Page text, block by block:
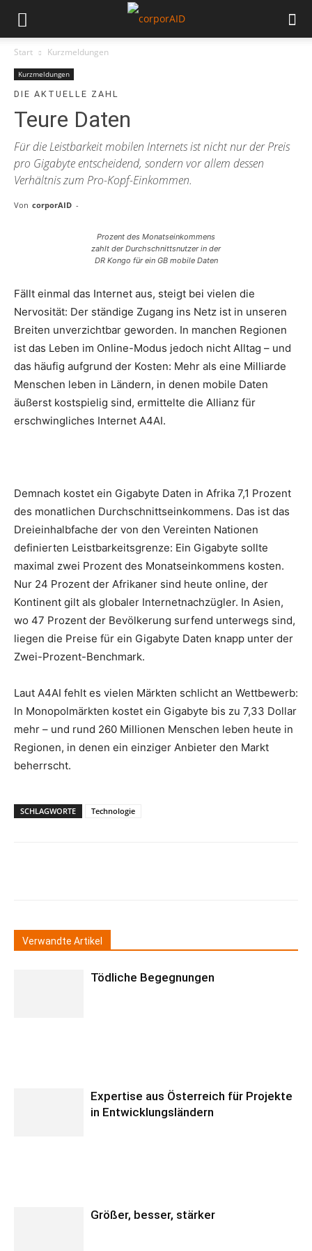
Start Kurzmeldungen
Kurzmeldungen
DIE AKTUELLE ZAHL
Teure Daten
Für die Leistbarkeit mobilen Internets ist nicht nur der Preis
pro Gigabyte entscheidend, sondern vor allem dessen
Verhältnis zum Pro-Kopf-Einkommen.
Von corporAID -
Prozent des Monatseinkommens
zahlt der Durchschnittsnutzer in der
DR Kongo für ein GB mobile Daten
Fällt einmal das Internet aus, steigt bei vielen die
Nervosität: Der ständige Zugang ins Netz ist in unseren
Breiten unverzichtbar geworden. In manchen Regionen
ist das Leben im Online-Modus jedoch nicht Alltag – und
das häufig aufgrund der Kosten: Mehr als eine Milliarde
Menschen leben in Ländern, in denen mobile Daten
äußerst kostspielig sind, ermittelte die Allianz für
erschwingliches Internet A4AI.
Demnach kostet ein Gigabyte Daten in Afrika 7,1 Prozent
des monatlichen Durchschnittseinkommens. Das ist das
Dreieinhalbfache der von den Vereinten Nationen
definierten Leistbarkeitsgrenze: Ein Gigabyte sollte
maximal zwei Prozent des Monatseinkommens kosten.
Nur 24 Prozent der Afrikaner sind heute online, der
Kontinent gilt als globaler Internetnachzügler. In Asien,
wo 47 Prozent der Bevölkerung surfend unterwegs sind,
liegen die Preise für ein Gigabyte Daten knapp unter der
Zwei-Prozent-Benchmark.
Laut A4AI fehlt es vielen Märkten schlicht an Wettbewerb:
In Monopolmärkten kostet ein Gigabyte bis zu 7,33 Dollar
mehr – und rund 260 Millionen Menschen leben heute in
Regionen, in denen ein einziger Anbieter den Markt
beherrscht.
SCHLAGWORTE Technologie
Verwandte Artikel
Tödliche Begegnungen
Expertise aus Österreich für Projekte
in Entwicklungsländern
Größer, besser, stärker